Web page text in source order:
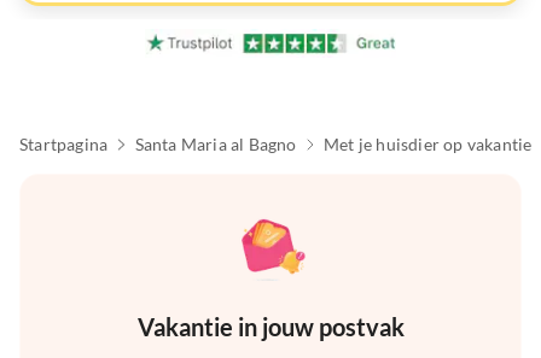
Startpagina Santa Maria al Bagno Met je huisdier op vakantie
Vakantie in jouw postvak